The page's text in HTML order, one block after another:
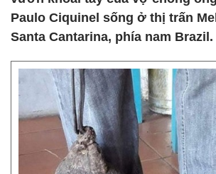
Paulo Ciquinel sống ở thị trấn
Santa Cantarina, phía nam Brazil.